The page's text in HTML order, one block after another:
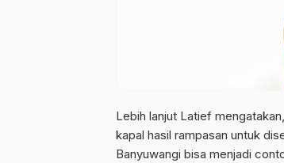
Lebih lanjut Latief
kapal hasil rampasan untuk
Banyuwangi bisa menjadi